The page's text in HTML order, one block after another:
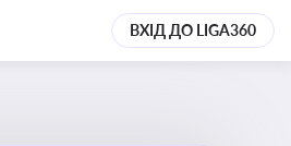
ВХІД ДО LIGA360